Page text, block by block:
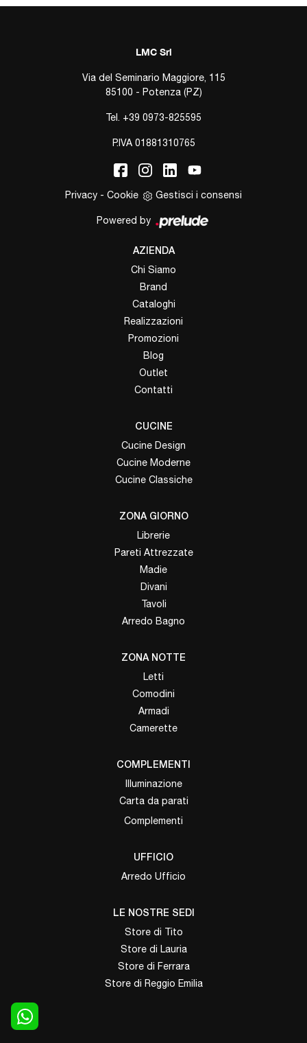
LMC Srl
Via del Seminario Maggiore, 115
85100 - Potenza (PZ)
Tel. +39 0973-825595
P.IVA 01881310765
Privacy - Cookie Gestisci i consensi
Powered by
AZIENDA
Chi Siamo
Brand
Cataloghi
Realizzazioni
Promozioni
Blog
Outlet
Contatti
CUCINE
Cucine Design
Cucine Moderne
Cucine Classiche
ZONA GIORNO
Librerie
Pareti Attrezzate
Madie
Divani
Tavoli
Arredo Bagno
ZONA NOTTE
Letti
Comodini
Armadi
Camerette
COMPLEMENTI
Illuminazione
Carta da parati
Complementi
UFFICIO
Arredo Ufficio
LE NOSTRE SEDI
Store di Tito
Store di Lauria
Store di Ferrara
Store di Reggio Emilia